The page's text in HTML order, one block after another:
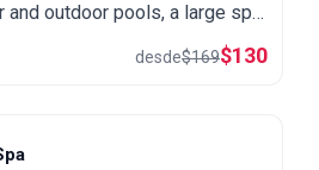
and outdoor pools, a large spa
and the Ismayilli mountains.
desde$169$130